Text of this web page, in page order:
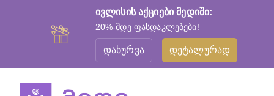
ივლისის აქციები მედიში:
20%-მდე ფასდაკლებები!
დახურვა დეტალურად